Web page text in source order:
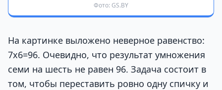
Фото: GS.BY
На картинке выложено неверное равенство:
7х6=96. Очевидно, что результат умножения
семи на шесть не равен 96. Задача состоит в
том, чтобы переставить ровно одну спичку и